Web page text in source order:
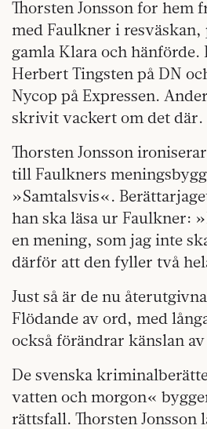
Thorsten Jonsson for hem
med Faulkner i resväskan,
gamla Klara och hänförde.
Herbert Tingsten på DN
Nycop på Expressen.
skrivit vackert om det där.
Thorsten Jonsson
till Faulkners
»Samtalsvis«.
han ska läsa ur Faulkner:
en mening, som jag inte
därför att den fyller två
Just så är de nu
Flödande av ord, med
också förändrar känslan
De svenska
vatten och morgon«
rättsfall. Thorsten Jonsson